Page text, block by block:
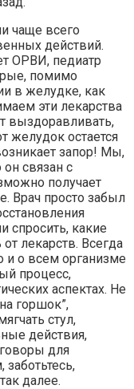
чаще всего
действий.
ОРВИ, педиатр
помимо
в желудке, как
эти лекарства
выздоравливать,
желудок остается
запор! Мы,
связан с
получает
Врач просто забыл
спросить, какие
лекарств. Всегда
и о всем организме
процесс,
аспектах. Не
горшок”,
стул,
действия,
для
далее.